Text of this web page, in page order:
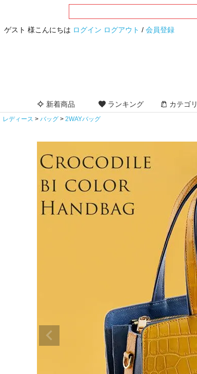
ゲスト 様こんにちは ログイン ログアウト / 会員登録
新着商品 ランキング カテゴリ
レディース バッグ 2WAYバッグ